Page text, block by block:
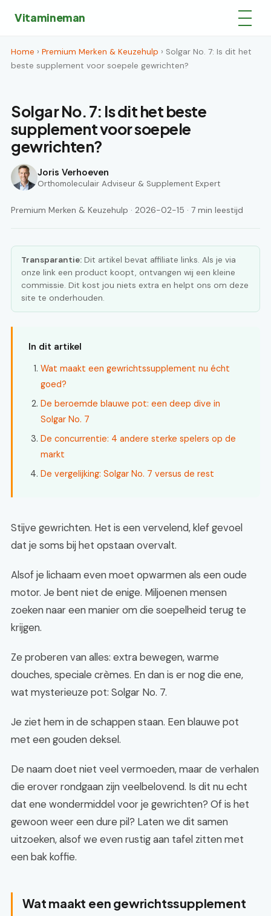
Vitamineman
Home › Premium Merken & Keuzehulp › Solgar No. 7: Is dit het
beste supplement voor soepele gewrichten?
Solgar No. 7: Is dit het beste
supplement voor soepele
gewrichten?
Joris Verhoeven
Orthomoleculair Adviseur & Supplement Expert
Premium Merken & Keuzehulp · 2026-02-15 · 7 min leestijd
Transparantie: Dit artikel bevat affiliate links. Als je via
onze link een product koopt, ontvangen wij een kleine
commissie. Dit kost jou niets extra en helpt ons om deze
site te onderhouden.
In dit artikel
Wat maakt een gewrichtssupplement nu écht
goed?
De beroemde blauwe pot: een deep dive in
Solgar No. 7
De concurrentie: 4 andere sterke spelers op de
markt
De vergelijking: Solgar No. 7 versus de rest
Stijve gewrichten. Het is een vervelend, klef gevoel
dat je soms bij het opstaan overvalt.
Alsof je lichaam even moet opwarmen als een oude
motor. Je bent niet de enige. Miljoenen mensen
zoeken naar een manier om die soepelheid terug te
krijgen.
Ze proberen van alles: extra bewegen, warme
douches, speciale crèmes. En dan is er nog die ene,
wat mysterieuze pot: Solgar No. 7.
Je ziet hem in de schappen staan. Een blauwe pot
met een gouden deksel.
De naam doet niet veel vermoeden, maar de verhalen
die erover rondgaan zijn veelbelovend. Is dit nu echt
dat ene wondermiddel voor je gewrichten? Of is het
gewoon weer een dure pil? Laten we dit samen
uitzoeken, alsof we even rustig aan tafel zitten met
een bak koffie.
Wat maakt een gewrichtssupplement